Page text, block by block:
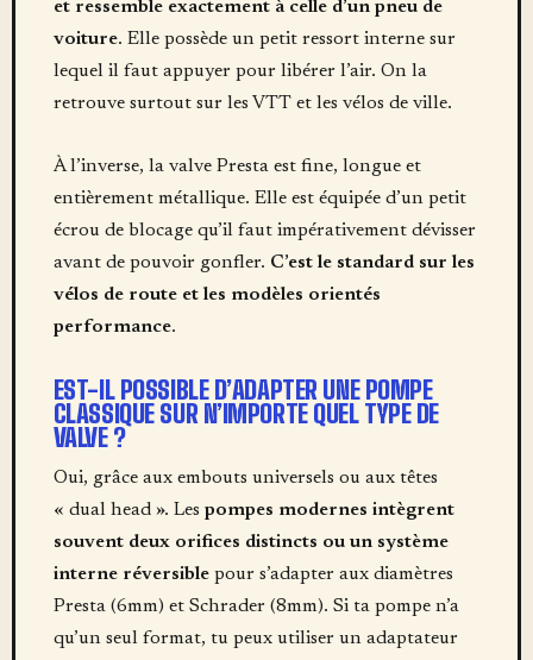
et ressemble exactement à celle d’un pneu de
voiture. Elle possède un petit ressort interne sur
lequel il faut appuyer pour libérer l’air. On la
retrouve surtout sur les VTT et les vélos de ville.
À l’inverse, la valve Presta est fine, longue et
entièrement métallique. Elle est équipée d’un petit
écrou de blocage qu’il faut impérativement dévisser
avant de pouvoir gonfler. C’est le standard sur les
vélos de route et les modèles orientés
performance.
EST-IL POSSIBLE D’ADAPTER UNE POMPE
CLASSIQUE SUR N’IMPORTE QUEL TYPE DE
VALVE ?
Oui, grâce aux embouts universels ou aux têtes
« dual head ». Les pompes modernes intègrent
souvent deux orifices distincts ou un système
interne réversiblepour s’adapter aux diamètres
Presta (6mm) et Schrader (8mm). Si ta pompe n’a
qu’un seul format, tu peux utiliser un adaptateur